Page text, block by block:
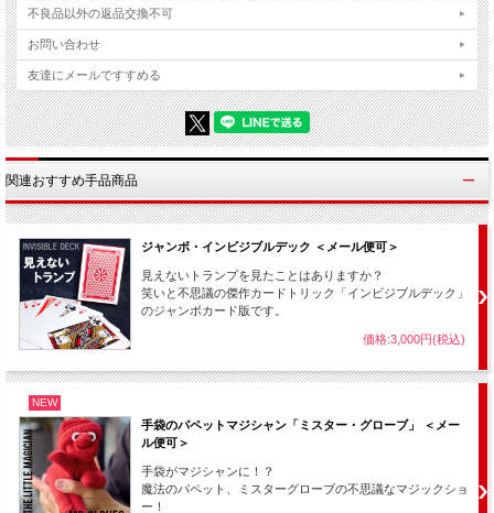
※動画のカードマジック【 ジャンボインビジブルデック】は別売です。
このマジック用品のおすすめポイント
条件を満たすものは何でも出せる！
色々応用して面白い演技ができる！
普通のメッシュバッグとしても使える！
詳細説明 ＆ 店主レビュー
不良品以外の返品交換不可
お問い合わせ
友達にメールですすめる
関連おすすめ手品商品
ジャンボ・インビジブルデック ＜メール便可＞
見えないトランプを見たことはありますか？
笑いと不思議の傑作カードトリック「インビジブルデック」
のジャンボカード版です。
価格:3,000円(税込)
NEW
手袋のパペットマジシャン「ミスター・グローブ」 ＜メー
ル便可＞
手袋がマジシャンに！？
魔法のパペット、ミスターグローブの不思議なマジックショ
ー！